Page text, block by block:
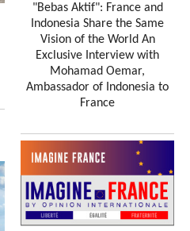
"Bebas Aktif": France and
Indonesia Share the Same
Vision of the World An
Exclusive Interview with
Mohamad Oemar,
Ambassador of Indonesia to
France